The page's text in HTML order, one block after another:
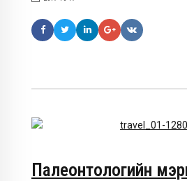
Палеонтологийн